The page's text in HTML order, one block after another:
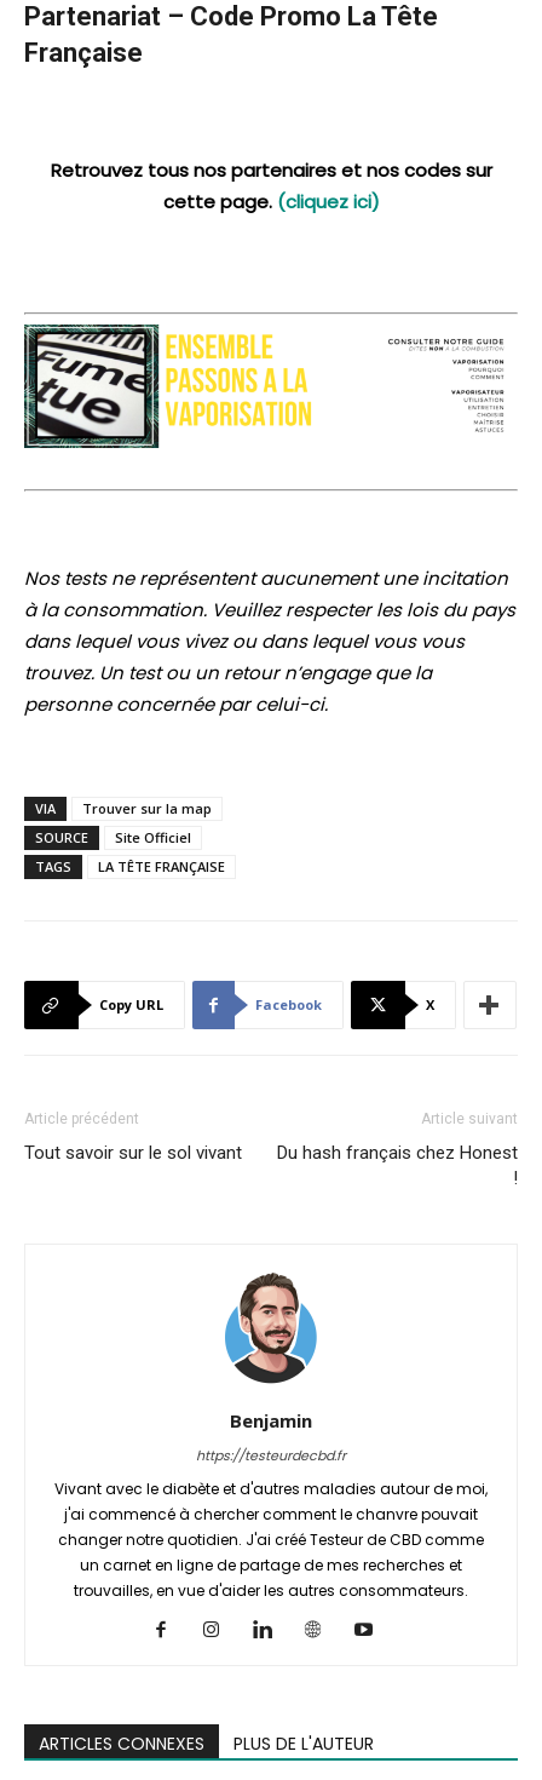
Partenariat – Code Promo La Tête
Française
Retrouvez tous nos partenaires et nos codes sur
cette page. (cliquez ici)
Nos tests ne représentent aucunement une incitation
à la consommation. Veuillez respecter les lois du pays
dans lequel vous vivez ou dans lequel vous vous
trouvez. Un test ou un retour n’engage que la
personne concernée par celui-ci.
VIA
Trouver sur la map
SOURCE
Site Officiel
TAGS
LA TÊTE FRANÇAISE
Copy URL Facebook X
Article précédent
Tout savoir sur le sol vivant
Article suivant
Du hash français chez Honest
!
Benjamin
https://testeurdecbd.fr
Vivant avec le diabète et d'autres maladies autour de moi,
j'ai commencé à chercher comment le chanvre pouvait
changer notre quotidien. J'ai créé Testeur de CBD comme
un carnet en ligne de partage de mes recherches et
trouvailles, en vue d'aider les autres consommateurs.
ARTICLES CONNEXES PLUS DE L'AUTEUR